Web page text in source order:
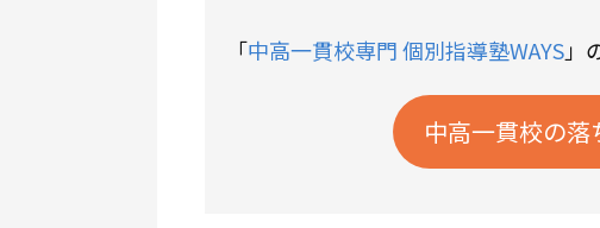
「中高一貫校専門 個別指導塾WAYS」
中高一貫校の